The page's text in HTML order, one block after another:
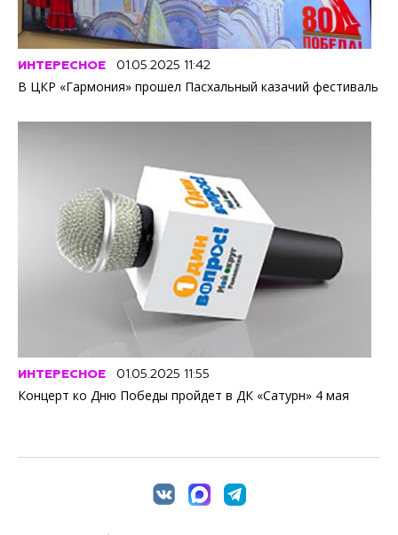
ИНТЕРЕСНОЕ 01.05.2025 11:42
В ЦКР «Гармония» прошел Пасхальный казачий фестиваль
ИНТЕРЕСНОЕ 01.05.2025 11:55
Концерт ко Дню Победы пройдет в ДК «Сатурн» 4 мая